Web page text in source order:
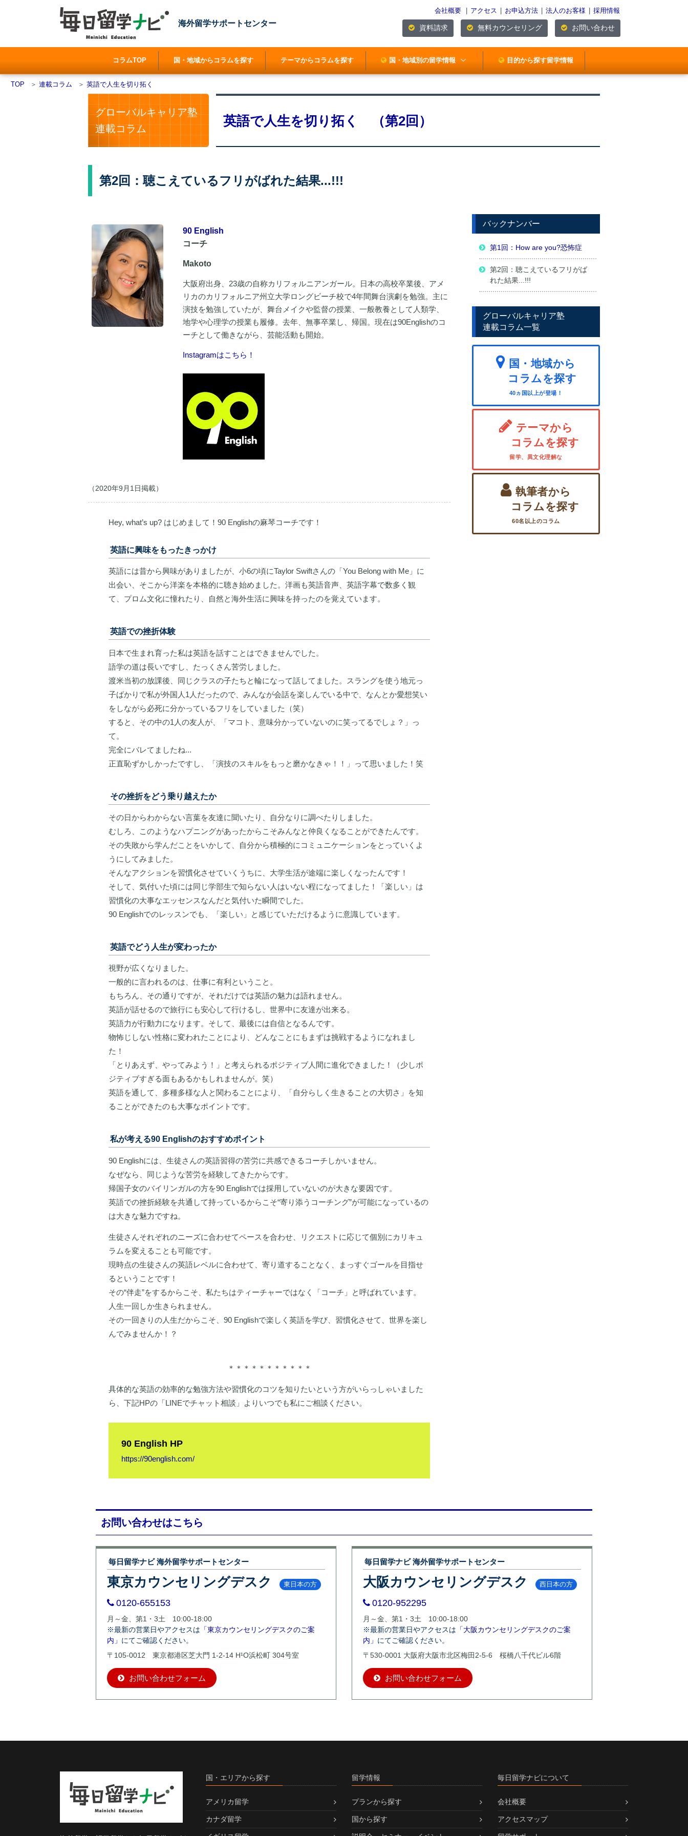
海外留学サポートセンター
会社概要 アクセス お申込方法 法人のお客様 採用情報
資料請求 無料カウンセリング お問い合わせ
コラムTOP 国・地域からコラムを探す テーマからコラムを探す 国・地域別の留学情報 目的から探す留学情報
TOP ＞ 連載コラム ＞ 英語で人生を切り拓く
グローバルキャリア塾
連載コラム
英語で人生を切り拓く （第2回）
第2回：聴こえているフリがばれた結果...!!!
90 English
コーチ
Makoto
大阪府出身、23歳の自称カリフォルニアンガール。日本の高校卒業後、アメ
リカのカリフォルニア州立大学ロングビーチ校で4年間舞台演劇を勉強。主に
演技を勉強していたが、舞台メイクや監督の授業、一般教養として人類学、
地学や心理学の授業も履修。去年、無事卒業し、帰国。現在は90Englishのコ
ーチとして働きながら、芸能活動も開始。
Instagramはこちら！
（2020年9月1日掲載）
Hey, what’s up? はじめまして！90 Englishの麻琴コーチです！
英語に興味をもったきっかけ
英語には昔から興味がありましたが、小6の頃にTaylor Swiftさんの「You Belong with Me」に
出会い、そこから洋楽を本格的に聴き始めました。洋画も英語音声、英語字幕で数多く観
て、プロム文化に憧れたり、自然と海外生活に興味を持ったのを覚えています。
英語での挫折体験
日本で生まれ育った私は英語を話すことはできませんでした。
語学の道は長いですし、たっくさん苦労しました。
渡米当初の放課後、同じクラスの子たちと輪になって話してました。スラングを使う地元っ
子ばかりで私が外国人1人だったので、みんなが会話を楽しんでいる中で、なんとか愛想笑い
をしながら必死に分かっているフリをしていました（笑）
すると、その中の1人の友人が、「マコト、意味分かっていないのに笑ってるでしょ？」っ
て。
完全にバレてましたね...
正直恥ずかしかったですし、「演技のスキルをもっと磨かなきゃ！！」って思いました！笑
その挫折をどう乗り越えたか
その日からわからない言葉を友達に聞いたり、自分なりに調べたりしました。
むしろ、このようなハプニングがあったからこそみんなと仲良くなることができたんです。
その失敗から学んだことをいかして、自分から積極的にコミュニケーションをとっていくよ
うにしてみました。
そんなアクションを習慣化させていくうちに、大学生活が途端に楽しくなったんです！
そして、気付いた頃には同じ学部生で知らない人はいない程になってました！「楽しい」は
習慣化の大事なエッセンスなんだと気付いた瞬間でした。
90 Englishでのレッスンでも、「楽しい」と感じていただけるように意識しています。
英語でどう人生が変わったか
視野が広くなりました。
一般的に言われるのは、仕事に有利ということ。
もちろん、その通りですが、それだけでは英語の魅力は語れません。
英語が話せるので旅行にも安心して行けるし、世界中に友達が出来る。
英語力が行動力になります。そして、最後には自信となるんです。
物怖じしない性格に変われたことにより、どんなことにもまずは挑戦するようになれまし
た！
「とりあえず、やってみよう！」と考えられるポジティブ人間に進化できました！（少しポ
ジティブすぎる面もあるかもしれませんが。笑）
英語を通して、多種多様な人と関わることにより、「自分らしく生きることの大切さ」を知
ることができたのも大事なポイントです。
私が考える90 Englishのおすすめポイント
90 Englishには、生徒さんの英語習得の苦労に共感できるコーチしかいません。
なぜなら、同じような苦労を経験してきたからです。
帰国子女のバイリンガルの方を90 Englishでは採用していないのが大きな要因です。
英語での挫折経験を共通して持っているからこそ“寄り添うコーチング”が可能になっているの
は大きな魅力ですね。
生徒さんそれぞれのニーズに合わせてペースを合わせ、リクエストに応じて個別にカリキュ
ラムを変えることも可能です。
現時点の生徒さんの英語レベルに合わせて、寄り道することなく、まっすぐゴールを目指せ
るということです！
その“伴走”をするからこそ、私たちはティーチャーではなく「コーチ」と呼ばれています。
人生一回しか生きられません。
その一回きりの人生だからこそ、90 Englishで楽しく英語を学び、習慣化させて、世界を楽し
んでみませんか！？
＊＊＊＊＊＊＊＊＊＊＊
具体的な英語の効率的な勉強方法や習慣化のコツを知りたいという方がいらっしゃいました
ら、下記HPの「LINEでチャット相談」よりいつでも私にご相談ください。
90 English HP
https://90english.com/
バックナンバー
第1回：How are you?恐怖症
第2回：聴こえているフリがば
れた結果...!!!
グローバルキャリア塾
連載コラム一覧
国・地域から
コラムを探す
40ヵ国以上が登場！
テーマから
コラムを探す
留学、異文化理解な
執筆者から
コラムを探す
60名以上のコラム
お問い合わせはこちら
毎日留学ナビ 海外留学サポートセンター
東京カウンセリングデスク 東日本の方
0120-655153
月～金、第1・3土 10:00-18:00
※最新の営業日やアクセスは 「東京カウンセリングデスクのご案
内」 にてご確認ください。
〒105-0012 東京都港区芝大門 1-2-14 H¹O浜松町 304号室
お問い合わせフォーム
毎日留学ナビ 海外留学サポートセンター
大阪カウンセリングデスク 西日本の方
0120-952295
月～金、第1・3土 10:00-18:00
※最新の営業日やアクセスは 「大阪カウンセリングデスクのご案
内」 にてご確認ください。
〒530-0001 大阪府大阪市北区梅田2-5-6 桜橋八千代ビル6階
お問い合わせフォーム
国・エリアから探す
アメリカ留学
カナダ留学
留学情報
プランから探す
国から探す
毎日留学ナビについて
会社概要
アクセスマップ